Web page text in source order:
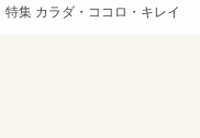
特集 カラダ・ココロ・キレイ